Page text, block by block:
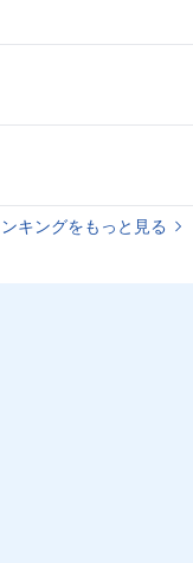
キングをもっと見る